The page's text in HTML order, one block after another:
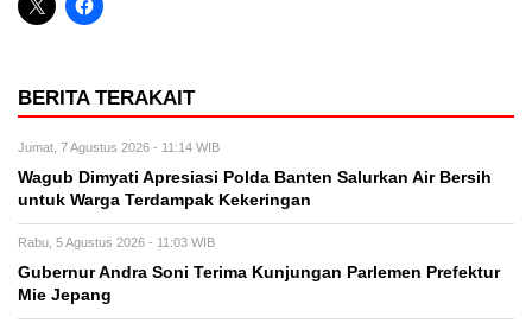
BERITA TERAKAIT
Jumat, 7 Agustus 2026 - 11:14 WIB
Wagub Dimyati Apresiasi Polda Banten Salurkan Air Bersih
untuk Warga Terdampak Kekeringan
Rabu, 5 Agustus 2026 - 11:03 WIB
Gubernur Andra Soni Terima Kunjungan Parlemen Prefektur
Mie Jepang